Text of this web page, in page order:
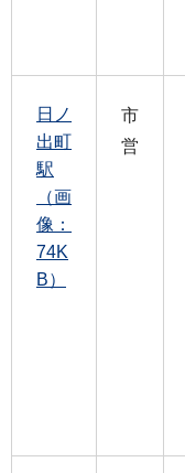
日ノ
出町
駅
（画
像：
74K
B）
市
営